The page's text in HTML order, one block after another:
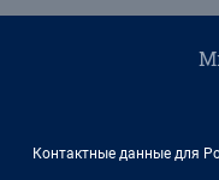
Контактные данные для